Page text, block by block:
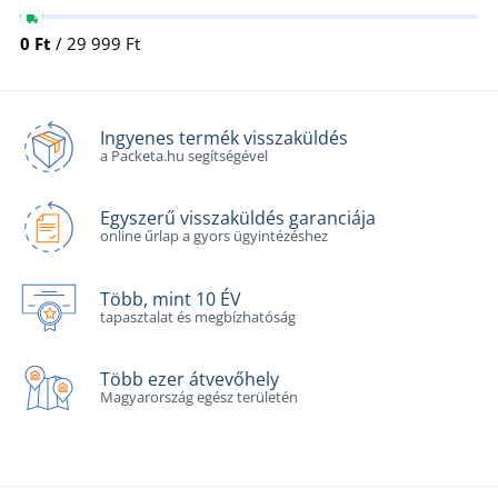
0 Ft / 29 999 Ft
Ingyenes termék visszaküldés
a Packeta.hu segítségével
Egyszerű visszaküldés garanciája
online űrlap a gyors ügyintézéshez
Több, mint 10 ÉV
tapasztalat és megbízhatóság
Több ezer átvevőhely
Magyarország egész területén